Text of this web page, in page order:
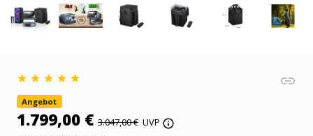
Angebot
1.799,00 € 3.047,00 € UVP